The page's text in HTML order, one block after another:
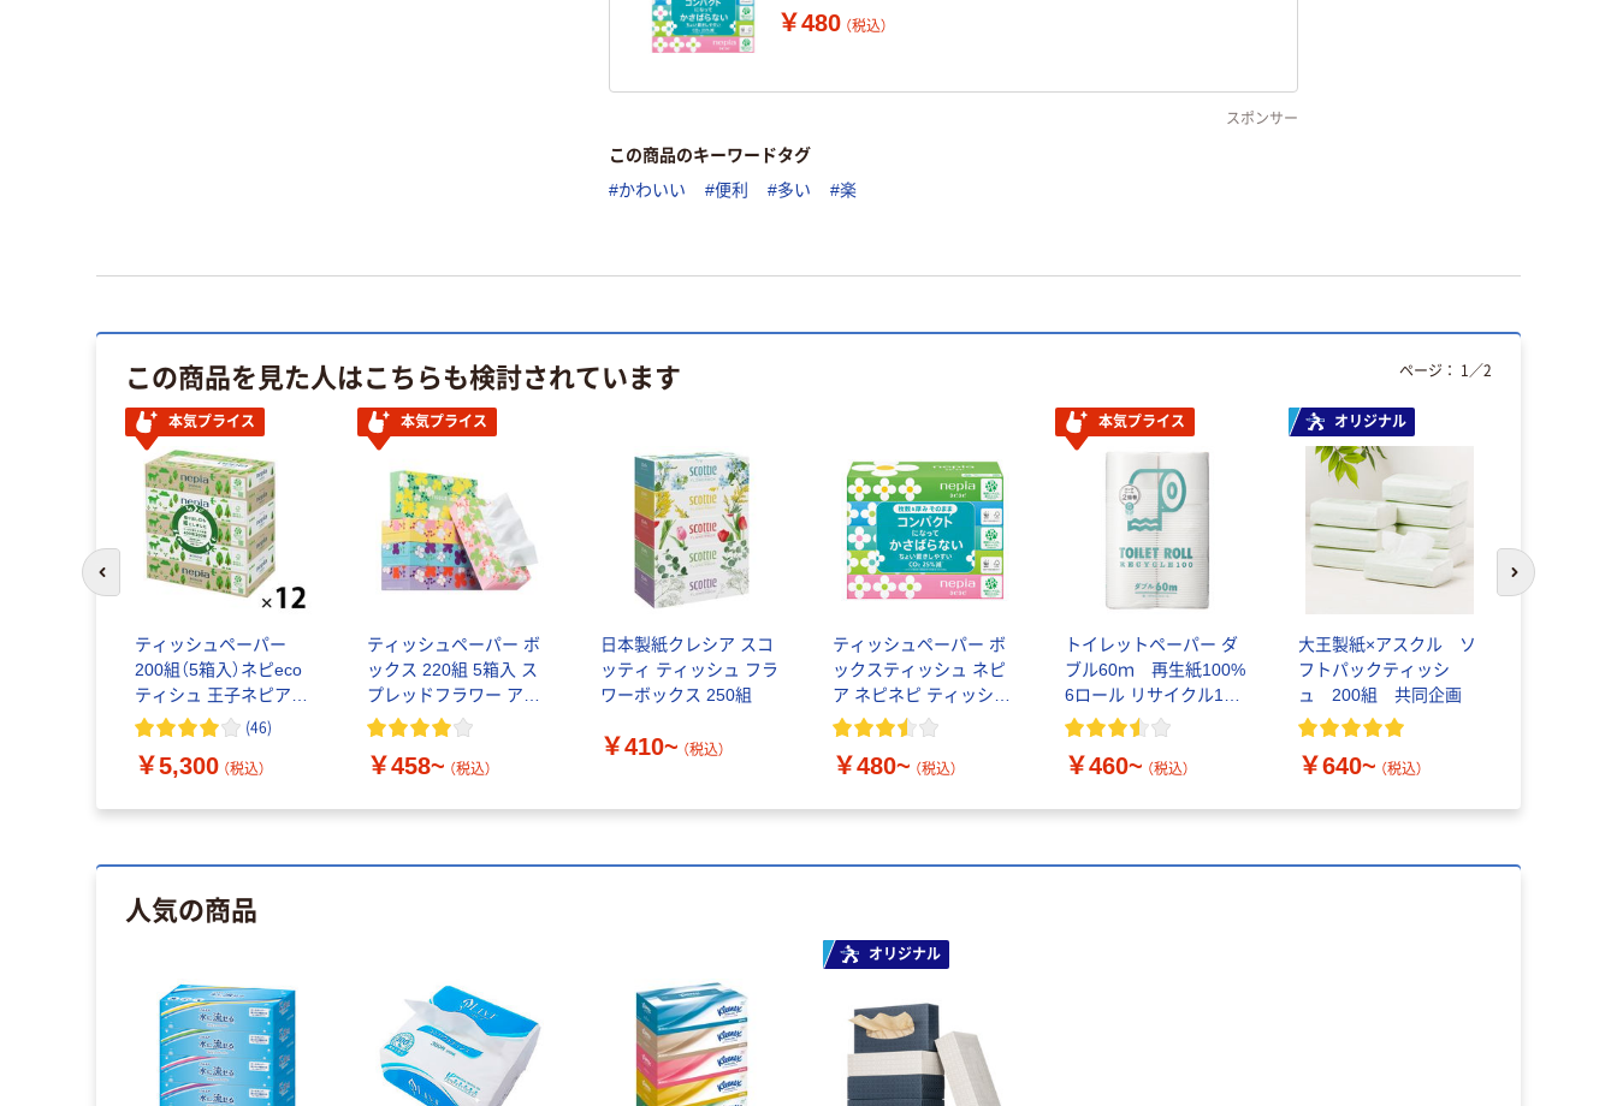
￥480 （税込）
スポンサー
この商品のキーワードタグ
#かわいい #便利 #多い #楽
この商品を見た人はこちらも検討されています
本気プライス
ティッシュペーパー
200組（5箱入）ネピeco
ティシュ 王子ネピア 1
ケース(60箱:5箱入×12
(46)
￥5,300 （税込）
本気プライス
ティッシュペーパー ボ
ックス 220組 5箱入 ス
プレッドフラワー アス
クル PEFC認証紙
￥458~ （税込）
日本製紙クレシア スコ
ッティ ティッシュ フラ
ワーボックス 250組
￥410~ （税込）
ティッシュペーパー ボ
ックスティッシュ ネピ
ア ネピネピ ティッシュ
200組・150組 王子ネピ
￥480~ （税込）
本気プライス
トイレットペーパー ダ
ブル60ｍ 再生紙100%
6ロール リサイクル100
芯あり FSC認証
￥460~ （税込）
オリジナル
大王製紙×アスクル ソ
フトパックティッシ
ュ 200組 共同企画
￥640~ （税込）
ページ： 1 ／2
前のスライドへ 次のスライド
人気の商品
オリジナル